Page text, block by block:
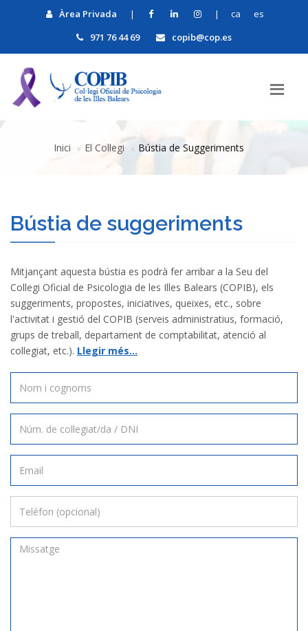
Àrea Privada | | ca
es
971 76 44 69
copib@cop.es
Inici El Col·legi Bústia de Suggeriments
Bústia de suggeriments
Mitjançant aquesta bústia es podrà fer arribar a la Seu del
Collegi Oficial de Psicologia de les Illes Balears (COPIB), els
suggeriments, propostes, iniciatives, queixes, etc., sobre
l'activitat i gestió del COPIB (serveis administratius, formació,
grups de treball, departament de comptabilitat, atenció al
collegiat, etc.). Llegir més...